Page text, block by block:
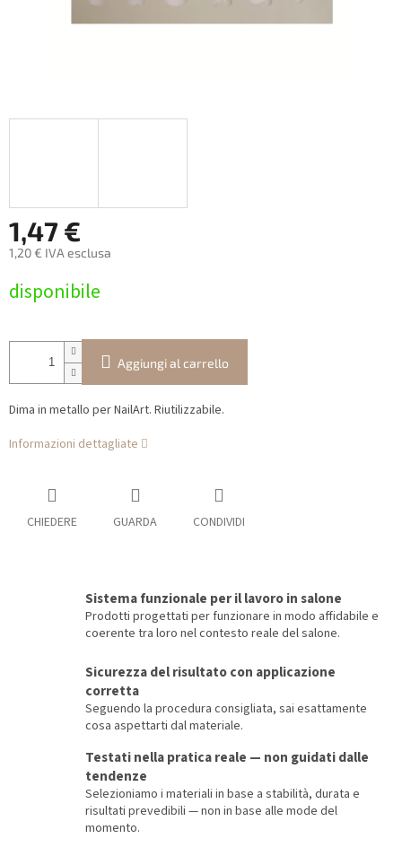
1,47 €
1,20 € IVA esclusa
della
disponibile
Aggiungi al carrello
Dima in metallo per NailArt. Riutilizzabile.
Informazioni dettagliate
CHIEDERE GUARDA CONDIVIDI
Sistema funzionale per il lavoro in salone
Prodotti progettati per funzionare in modo affidabile e
coerente tra loro nel contesto reale del salone.
Sicurezza del risultato con applicazione
corretta
Seguendo la procedura consigliata, sai esattamente
cosa aspettarti dal materiale.
Testati nella pratica reale — non guidati dalle
tendenze
Selezioniamo i materiali in base a stabilità, durata e
risultati prevedibili — non in base alle mode del
momento.